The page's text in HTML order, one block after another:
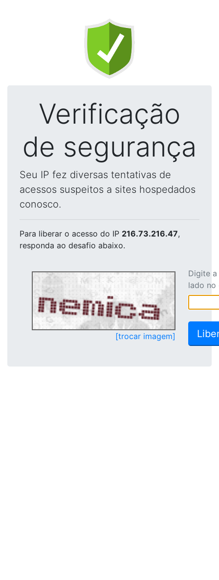
Verificação
de segurança
Seu IP fez diversas tentativas de
acessos suspeitos a sites hospedados
conosco.
Para liberar o acesso do IP 216.73.216.47,
responda ao desafio abaixo.
[trocar imagem]
Digite
lado no